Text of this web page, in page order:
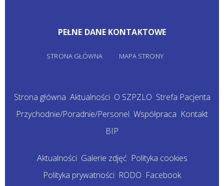
PEŁNE DANE KONTAKTOWE
STRONA GŁÓWNA MAPA STRONY
Strona główna Aktualności O SZPZLO Strefa Pacjenta
Przychodnie/Poradnie/Personel Współpraca Kontakt
BIP
Aktualności Galerie zdjęć Polityka cookies
Polityka prywatności RODO Facebook